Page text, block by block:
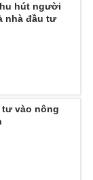
hút người
nhà đầu tư
vào nông